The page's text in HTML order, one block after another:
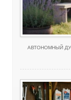
АВТОНОМНЫЙ